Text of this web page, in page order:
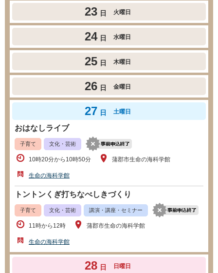
23 日 火曜日
24 日 水曜日
25 日 木曜日
26 日 金曜日
27 日 土曜日
おはなしライブ
子育て 文化・芸術
10時20分から10時50分 蒲郡市生命の海科学館
生命の海科学館
トントンくぎ打ちなべしきづくり
子育て 文化・芸術 講演・講座・セミナー
11時から12時 蒲郡市生命の海科学館
生命の海科学館
28 日 日曜日